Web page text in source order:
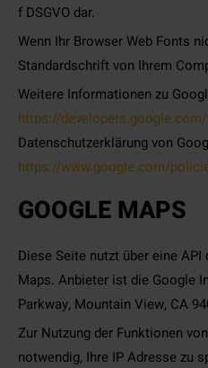
f DSGVO dar.
Wenn Ihr Browser Web Fonts
Standardschrift von Ihrem
Weitere Informationen zu
https://
Datenschutzerklärung von
https://www.google.com/
GOOGLE MAPS
Diese Seite nutzt über eine
Maps. Anbieter ist die Google
Parkway, Mountain View, CA
Zur Nutzung der Funktionen
notwendig, Ihre IP Adresse zu